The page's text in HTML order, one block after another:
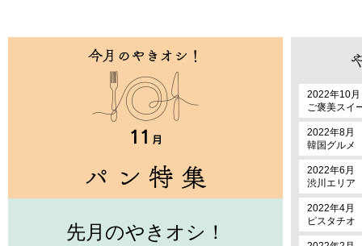
先月のやきオシ！
2022年10月
ご褒美スイ
2022年8月
韓国グルメ
2022年6月
渋川エリア
2022年4月
ピスタチオ